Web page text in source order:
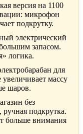
версия на 1100
микрофон
подкрутку.
электрический
запасом.
логика.
для
массу
шаров.
без
подкрутка.
больше внимания